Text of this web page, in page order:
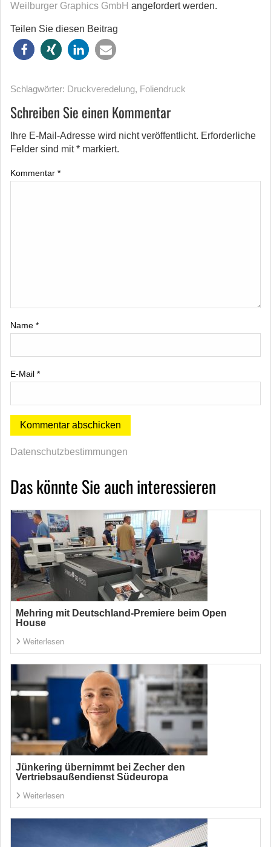
Weilburger Graphics GmbH angefordert werden.
Teilen Sie diesen Beitrag
Schlagwörter: Druckveredelung, Foliendruck
Schreiben Sie einen Kommentar
Ihre E-Mail-Adresse wird nicht veröffentlicht. Erforderliche
Felder sind mit* markiert.
Kommentar *
Name *
E-Mail *
Datenschutzbestimmungen
Das könnte Sie auch interessieren
Mehring mit Deutschland-Premiere beim Open
House
Weiterlesen
Jünkering übernimmt bei Zecher den
Vertriebsaußendienst Südeuropa
Weiterlesen